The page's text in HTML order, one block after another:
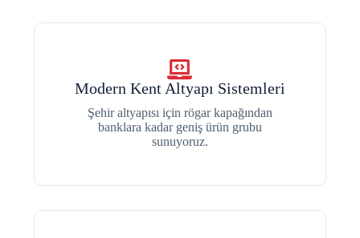
Modern Kent Altyapı Sistemleri
Şehir altyapısı için rögar kapağından
banklara kadar geniş ürün grubu
sunuyoruz.